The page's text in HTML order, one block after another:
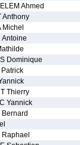
Ahmed
Anthony
Michel
Antoine
Dominique
Patrick
Thierry
Yannick
Bernard
Raphael